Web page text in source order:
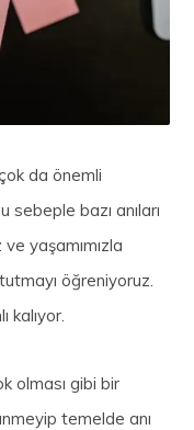
da önemli
sebeple bazı anıları
yaşamımızla
öğreniyoruz.
kalıyor.
olması gibi bir
temelde anı